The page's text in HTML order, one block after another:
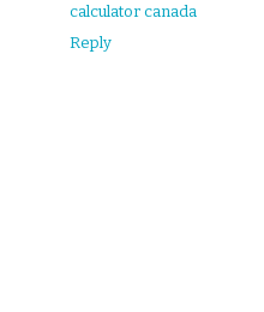
calculator canada
Reply